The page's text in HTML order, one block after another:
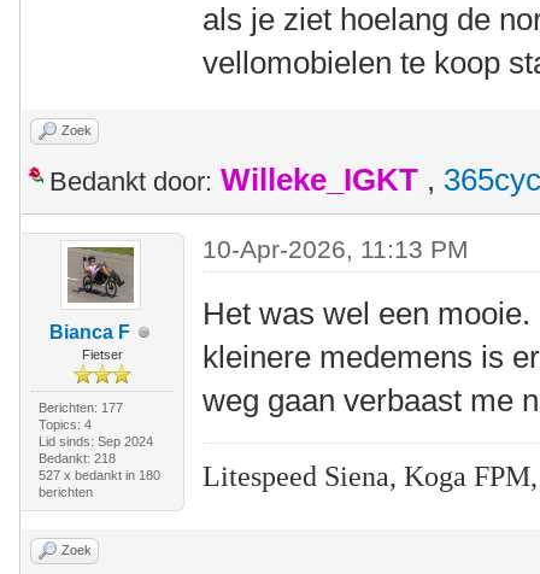
als je ziet hoelang de
vellomobielen te koop
Zoek
Bedankt door: Willeke_IGKT ,
Bianca F
Fietser
Berichten: 177
Topics: 4
Lid sinds: Sep 2024
Bedankt: 218
527 x bedankt in 180
berichten
10-Apr-2026, 11:13 PM
Het was wel een
kleinere medemens is
weg gaan verbaast me
Litespeed Siena, Koga
Zoek